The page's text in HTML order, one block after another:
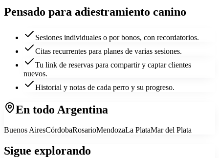
Pensado para adiestramiento canino
Sesiones individuales o por bonos, con recordatorios.
Citas recurrentes para planes de varias sesiones.
Tu link de reservas para compartir y captar clientes
nuevos.
Historial y notas de cada perro y su progreso.
En todo Argentina
Buenos AiresCórdobaRosarioMendozaLa PlataMar del Plata
Sigue explorando